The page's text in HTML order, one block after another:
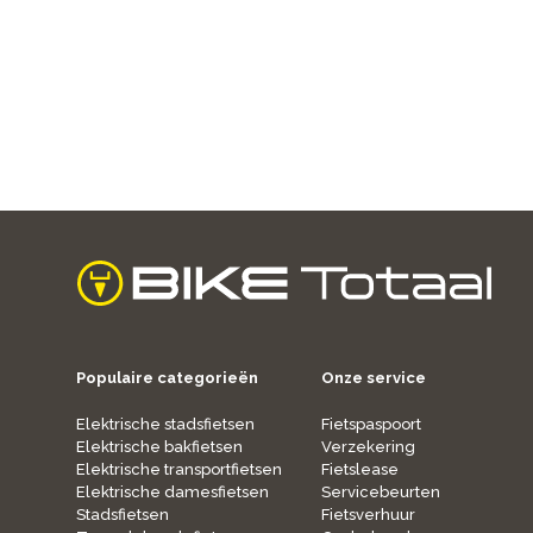
home
Populaire categorieën
Elektrische stadsfietsen
Elektrische bakfietsen
Elektrische transportfietsen
Elektrische damesfietsen
Stadsfietsen
Onze service
Fietspaspoort
Verzekering
Fietslease
Servicebeurten
Fietsverhuur